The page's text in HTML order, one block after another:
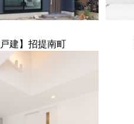
戸建】招提南町